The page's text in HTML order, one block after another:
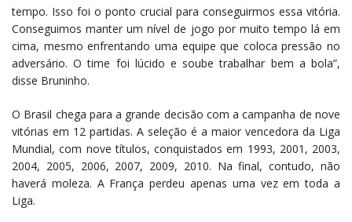
tempo. Isso foi o ponto crucial para conseguirmos essa vitória.
Conseguimos manter um nível de jogo por muito tempo lá em
cima, mesmo enfrentando uma equipe que coloca pressão no
adversário. O time foi lúcido e soube trabalhar bem a bola”,
disse Bruninho.
O Brasil chega para a grande decisão com a campanha de nove
vitórias em 12 partidas. A seleção é a maior vencedora da Liga
Mundial, com nove títulos, conquistados em 1993, 2001, 2003,
2004, 2005, 2006, 2007, 2009, 2010. Na final, contudo, não
haverá moleza. A França perdeu apenas uma vez em toda a
Liga.